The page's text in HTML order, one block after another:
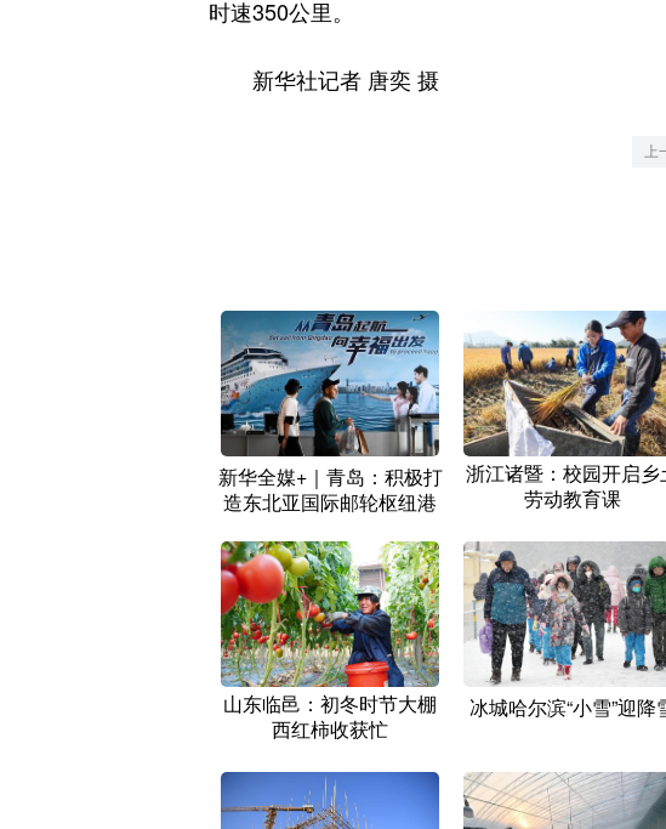
时速350公里。
新华社记者 唐奕 摄
上
新华全媒+｜青岛：积极打
造东北亚国际邮轮枢纽港
浙江诸暨：校园开启乡
劳动教育课
山东临邑：初冬时节大棚
西红柿收获忙
冰城哈尔滨“小雪”迎降